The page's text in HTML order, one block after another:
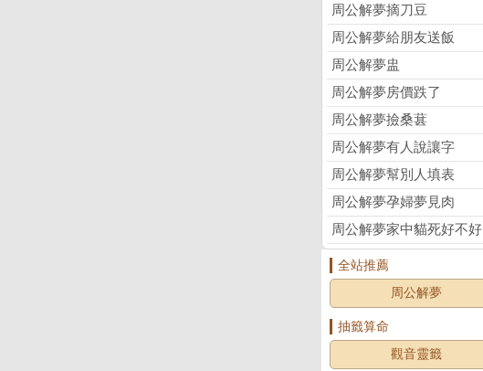
周公解夢摘刀豆
周公解夢給朋友送飯
周公解夢盅
周公解夢房價跌了
周公解夢撿桑葚
周公解夢有人說讓字
周公解夢幫別人填表
周公解夢孕婦夢見肉
周公解夢家中貓死好不好
全站推薦
周公解夢
抽籤算命
觀音靈籤